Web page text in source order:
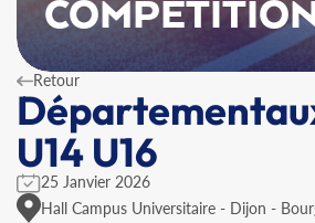
Retour
U14 U16
25 Janvier 2026
Hall Campus Universitaire - Dijon -